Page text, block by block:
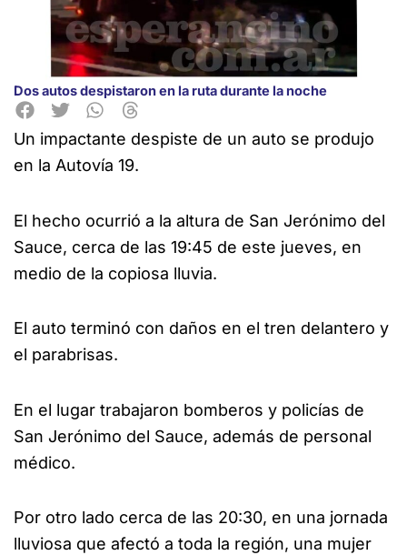
Dos autos despistaron en la ruta durante la noche
Un impactante despiste de un auto se produjo
en la Autovía 19.
El hecho ocurrió a la altura de San Jerónimo del
Sauce, cerca de las 19:45 de este jueves, en
medio de la copiosa lluvia.
El auto terminó con daños en el tren delantero y
el parabrisas.
En el lugar trabajaron bomberos y policías de
San Jerónimo del Sauce, además de personal
médico.
Por otro lado cerca de las 20:30, en una jornada
lluviosa que afectó a toda la región, una mujer